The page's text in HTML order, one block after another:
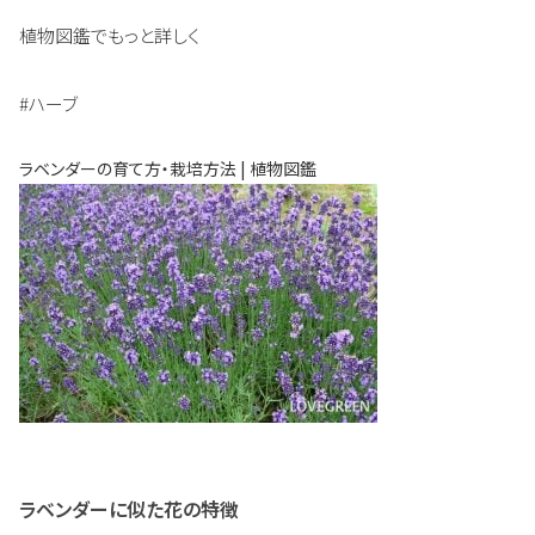
植物図鑑でもっと詳しく
#ハーブ
ラベンダーの育て方・栽培方法 | 植物図鑑
ラベンダーに似た花の特徴